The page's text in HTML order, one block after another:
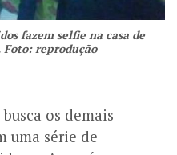
fazem selfie na casa de
reprodução
os demais
uma série de